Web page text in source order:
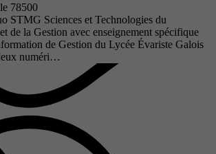
78500
STMG Sciences et Technologies du
de la Gestion avec enseignement spécifique
de Gestion du Lycée Évariste Galois
numéri…